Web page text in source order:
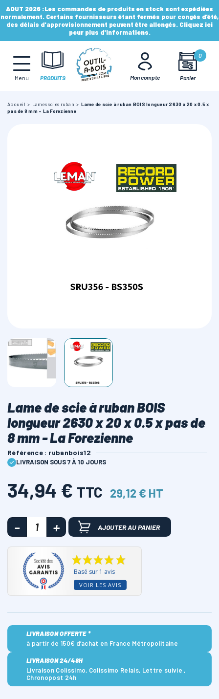
AOUT 2026 :Les commandes de produits en stock sont expédiées
normalement. Certains fournisseurs étant fermés pour congés d'été,
des délais d'approvisionnement peuvent être allongés. Cliquez ici
pour plus d'informations.
Menu PRODUITS Mon compte Panier
0
MÈCHES, FRAISES & FORETS
LAMES & DISQUES
OUTILS DE TOUPIE
FERS & PLAQUETTES
Accueil Lames scies ruban
Lame de scie à ruban BOIS longueur 2630 x 20 x 0.5 x
pas de 8 mm - La Forezienne
Lame de scie à ruban BOIS
longueur 2630 x 20 x 0.5 x pas de
8 mm - La Forezienne
Référence : rubanbois12
LIVRAISON SOUS 7 À 10 JOURS
34,94 € TTC 29,12 € HT
AJOUTER AU PANIER
Basé sur 1 avis
VOIR LES AVIS
LIVRAISON OFFERTE *
à partir de 150€ d’achat en France Métropolitaine
LIVRAISON 24/48H
Livraison Colissimo, Colissimo Relais, Lettre suivie ,
Chronopost 24h